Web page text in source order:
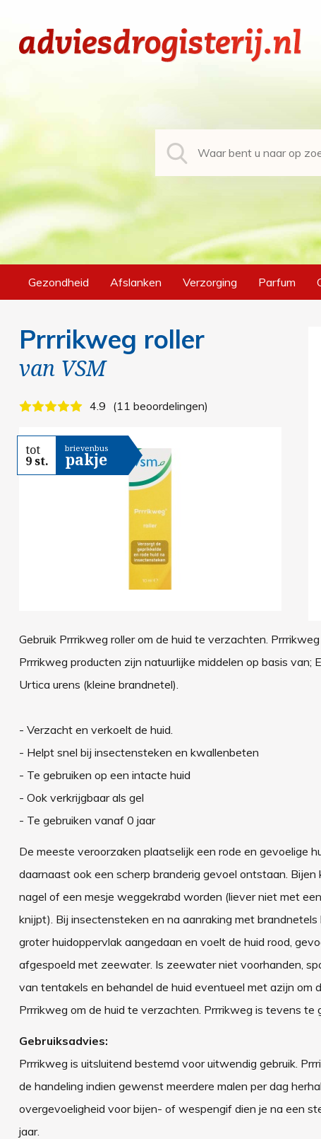
Gezondheid Afslanken Verzorging Parfum
Prrrikweg roller
van VSM
4.9 11 beoordelingen
tot
9 st.
brievenbus
pakje
Gebruik Prrrikweg roller om de huid te verzachten.
Prrrikweg producten zijn natuurlijke middelen op basis van;
Urtica urens (kleine brandnetel).
- Verzacht en verkoelt de huid.
- Helpt snel bij insectensteken en kwallenbeten
- Te gebruiken op een intacte huid
- Ook verkrijgbaar als gel
- Te gebruiken vanaf 0 jaar
De meeste veroorzaken plaatselijk een rode en gevoelige
daarnaast ook een scherp branderig gevoel ontstaan.
nagel of een mesje weggekrabd worden (liever niet met
knijpt). Bij insectensteken en na aanraking met
groter huidoppervlak aangedaan en voelt de huid rood,
afgespoeld met zeewater. Is zeewater niet voorhanden,
van tentakels en behandel de huid eventueel met azijn om
Prrrikweg om de huid te verzachten. Prrrikweg is tevens te
Gebruiksadvies:
Prrrikweg is uitsluitend bestemd voor uitwendig gebruik.
de handeling indien gewenst meerdere malen per dag
overgevoeligheid voor bijen- of wespengif dien je na een
jaar.